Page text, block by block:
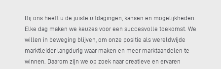
Bij ons heeft u de juiste uitdagingen, kansen en mogelijkheden.
Elke dag maken we keuzes voor een succesvolle toekomst. We
willen in beweging blijven, om onze positie als wereldwijde
marktleider langdurig waar maken en meer marktaandelen te
winnen. Daarom zijn we op zoek naar creatieve en ervaren